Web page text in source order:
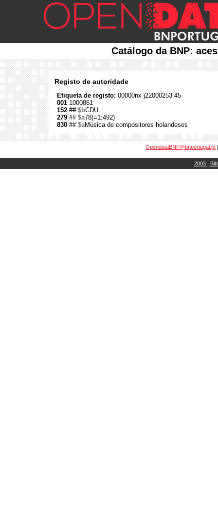
Catálogo da BNP:
Registo de autoridade
Etiqueta de registo: 00000nx j22000253 45
001 1000861
152 ## $bCDU
279 ## $a78(=1:492)
830 ## $aMúsica de compositores holandeses
OpendataBNP@bnportugal.pt
2003 |